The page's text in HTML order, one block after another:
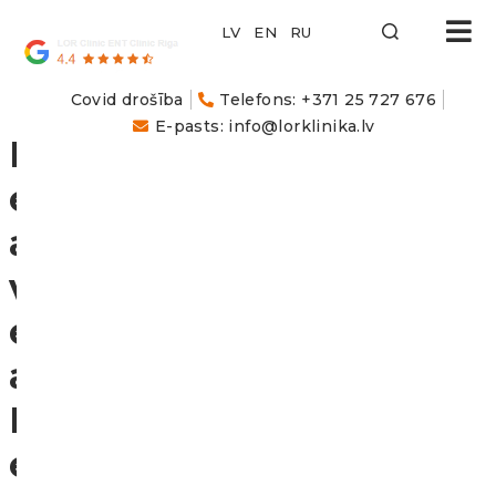
Covid drošība
Telefons: +371 25 727 676
E-pasts: info@lorklinika.lv
LOR
Klīnika
L
e
a
v
e
a
R
e